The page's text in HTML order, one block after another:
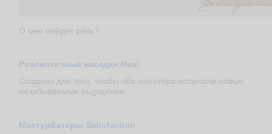
О чем пойдет речь?
Реалистичные насадки Real
Созданы для того, чтобы оба партнёра испытали новые,
незабываемые ощущения.
Мастурбаторы Satisfaction